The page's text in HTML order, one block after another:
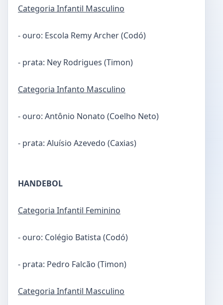
Categoria Infantil Masculino
- ouro: Escola Remy Archer (Codó)
- prata: Ney Rodrigues (Timon)
Categoria Infanto Masculino
- ouro: Antônio Nonato (Coelho Neto)
- prata: Aluísio Azevedo (Caxias)
HANDEBOL
Categoria Infantil Feminino
- ouro: Colégio Batista (Codó)
- prata: Pedro Falcão (Timon)
Categoria Infantil Masculino